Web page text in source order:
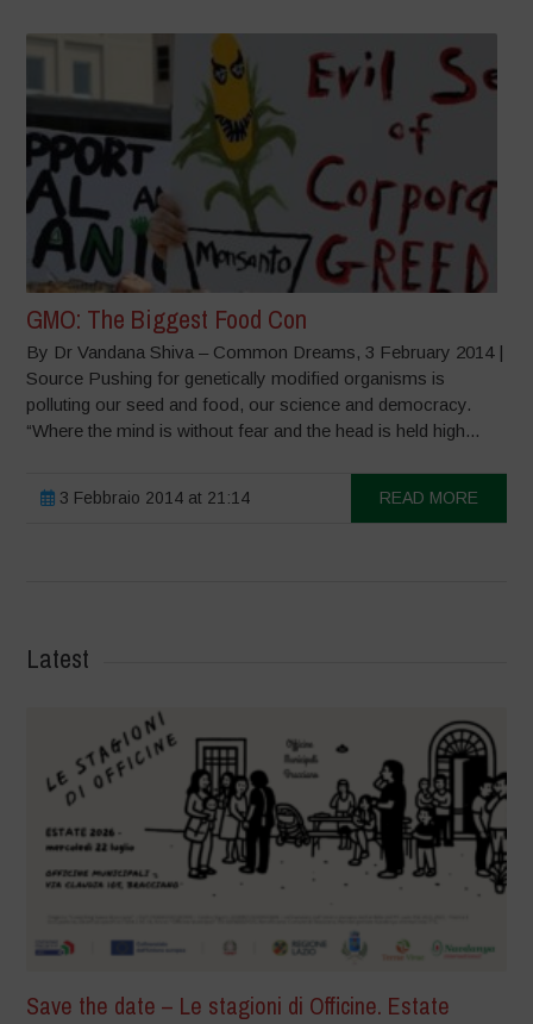
GMO: The Biggest Food Con
By Dr Vandana Shiva – Common Dreams, 3 February 2014 |
Source Pushing for genetically modified organisms is
polluting our seed and food, our science and democracy.
“Where the mind is without fear and the head is held high...
3 Febbraio 2014 at 21:14 READ MORE
Latest
Save the date – Le stagioni di Officine. Estate